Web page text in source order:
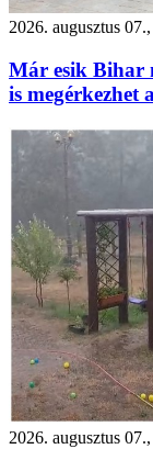
2026. augusztus
Már esik Bihar
is megérkezhet
2026. augusztus